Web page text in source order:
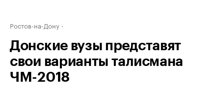
Ростов-на-Дону
Донские вузы представят
свои варианты талисмана
ЧМ-2018